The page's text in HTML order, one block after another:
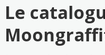
Le